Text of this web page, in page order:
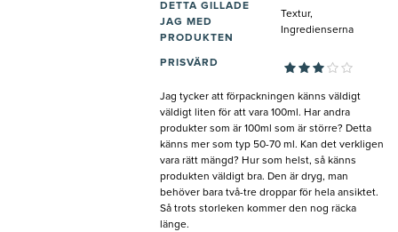
DETTA GILLADE
JAG MED
PRODUKTEN
Textur,
Ingredienserna
PRISVÄRD
Jag tycker att förpackningen känns väldigt
väldigt liten för att vara 100ml. Har andra
produkter som är 100ml som är större? Detta
känns mer som typ 50-70 ml. Kan det verkligen
vara rätt mängd? Hur som helst, så känns
produkten väldigt bra. Den är dryg, man
behöver bara två-tre droppar för hela ansiktet.
Så trots storleken kommer den nog räcka
länge.